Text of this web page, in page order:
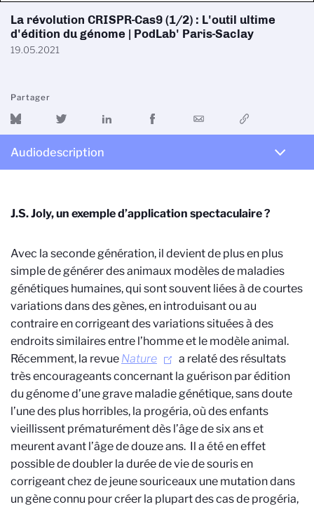
La révolution CRISPR-Cas9 (1/2) : L'outil ultime
d'édition du génome | PodLab' Paris-Saclay
19.05.2021
Partager
Audiodescription
J.S. Joly, un exemple d’application spectaculaire ?
Avec la seconde génération, il devient de plus en plus
simple de générer des animaux modèles de maladies
génétiques humaines, qui sont souvent liées à de courtes
variations dans des gènes, en introduisant ou au
contraire en corrigeant des variations situées à des
endroits similaires entre l’homme et le modèle animal.
Récemment, la revue Nature
a relaté des résultats
très encourageants concernant la guérison par édition
du génome d’une grave maladie génétique, sans doute
l’une des plus horribles, la progéria, où des enfants
vieillissent prématurément dès l’âge de six ans et
meurent avant l’âge de douze ans. Il a été en effet
possible de doubler la durée de vie de souris en
corrigeant chez de jeune souriceaux une mutation dans
un gène connu pour créer la plupart des cas de progéria,